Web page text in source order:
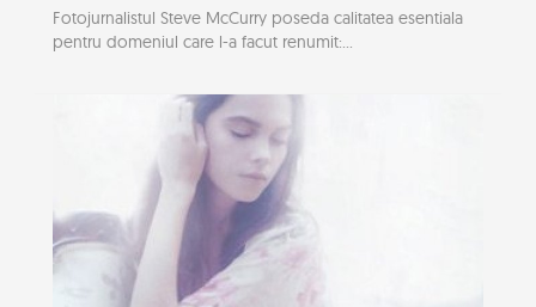
Fotojurnalistul Steve McCurry poseda calitatea esentiala
pentru domeniul care l-a facut renumit:...